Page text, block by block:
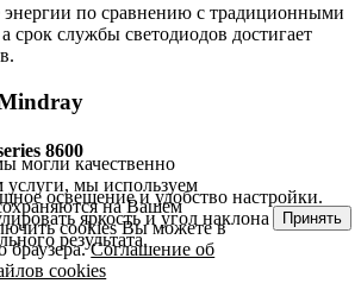
по сравнению с традиционными
срок службы светодиодов достигает
8600
освещение и удобство настройки.
яркость и угол наклона для
результата.
могли качественно
услуги, мы используем
на Вашем
cookies Вы можете в
браузера.Соглашение об
cookies
Принять